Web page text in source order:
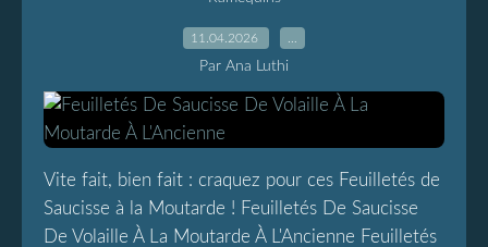
11.04.2026
Par Ana Luthi
Vite fait, bien fait : craquez pour ces Feuilletés de
Saucisse à la Moutarde ! Feuilletés De Saucisse
De Volaille À La Moutarde À L'Ancienne Feuilletés